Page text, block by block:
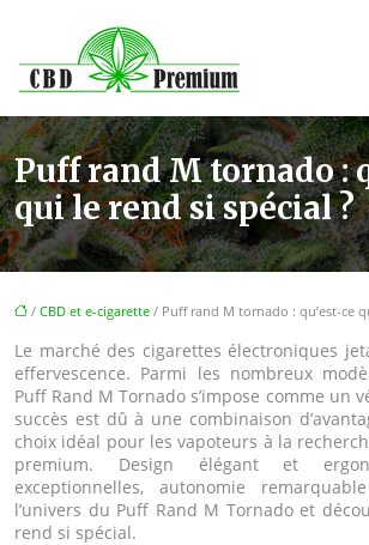
Puff rand M tornado :
qui le rend si spécial ?
/ CBD et e-cigarette / Puff rand M tornado : qu’est-ce
Le marché des cigarettes électroniques
effervescence. Parmi les nombreux
Puff Rand M Tornado s’impose comme un
succès est dû à une combinaison
choix idéal pour les vapoteurs à la
premium. Design élégant et
exceptionnelles, autonomie
l’univers du Puff Rand M Tornado et
rend si spécial.